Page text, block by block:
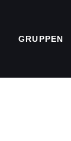
GRUPPEN